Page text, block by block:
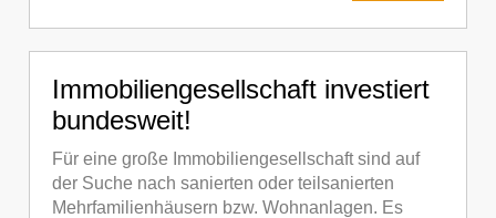
Immobiliengesellschaft investiert
bundesweit!
Für eine große Immobiliengesellschaft sind auf
der Suche nach sanierten oder teilsanierten
Mehrfamilienhäusern bzw. Wohnanlagen. Es